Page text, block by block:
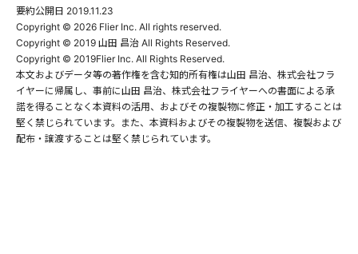
要約公開日 2019.11.23
Copyright © 2026 Flier Inc. All rights reserved.
Copyright © 2019 山田 昌治 All Rights Reserved.
Copyright © 2019Flier Inc. All Rights Reserved.
本文およびデータ等の著作権を含む知的所有権は山田 昌治、株式会社フラ
イヤーに帰属し、事前に山田 昌治、株式会社フライヤーへの書面による承
諾を得ることなく本資料の活用、およびその複製物に修正・加工することは
堅く禁じられています。また、本資料およびその複製物を送信、複製および
配布・譲渡することは堅く禁じられています。